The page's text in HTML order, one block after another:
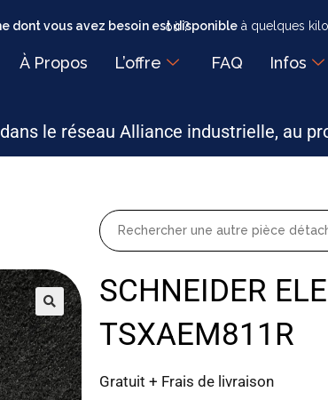
dont vous avez besoin est disponible
à quelques kilomètres, mais faut-il encore savoir où ?
À Propos L’offre FAQ Infos
le réseau Alliance industrielle, au
SCHNEIDER
TSXAEM811R
Gratuit + Frais de livraison